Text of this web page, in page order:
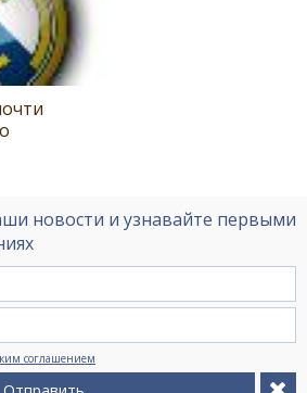
новости и узнавайте первыми
соглашением